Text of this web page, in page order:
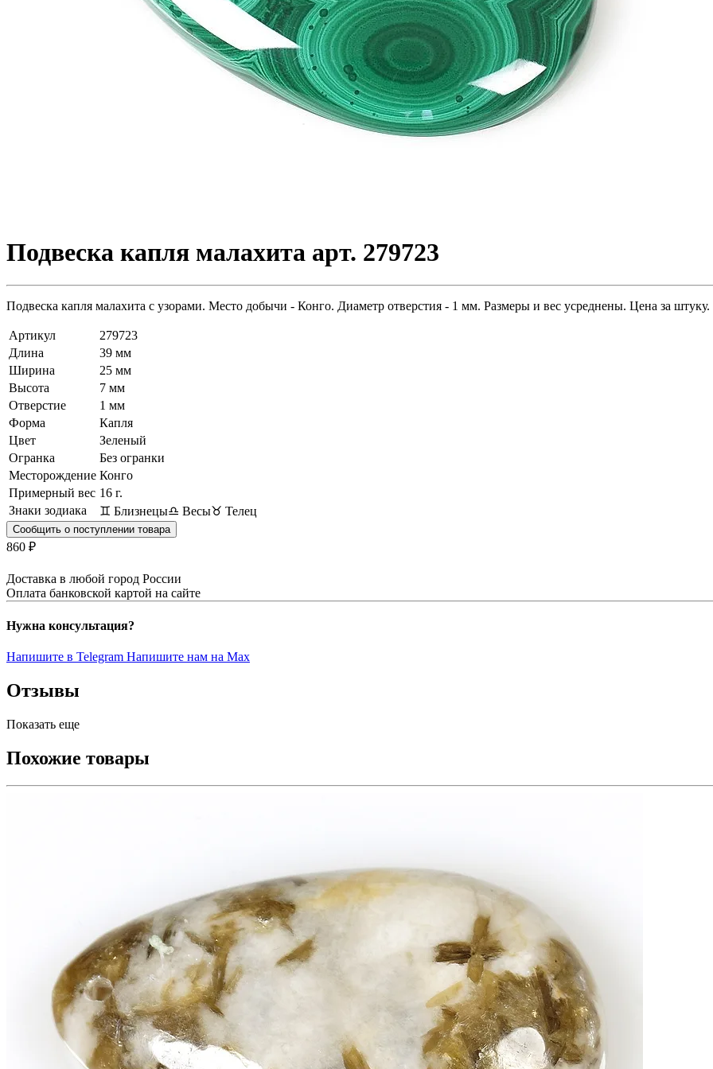
Подвеска капля малахита арт. 279723
Подвеска капля малахита с узорами. Место добычи - Конго. Диаметр отверстия - 1 мм. Размеры и вес усреднены. Цена за штуку.
Артикул
279723
Длина
39 мм
Ширина
25 мм
Высота
7 мм
Отверстие
1 мм
Форма
Капля
Цвет
Зеленый
Огранка
Без огранки
Месторождение Конго
Примерный вес 16 г.
Знаки зодиака
♊ Близнецы♎ Весы♉ Телец
Сообщить о поступлении товара
860 ₽
Доставка в любой город России
Оплата банковской картой на сайте
Нужна консультация?
Напишите в Telegram Напишите нам на Max
Отзывы
Показать еще
Похожие товары